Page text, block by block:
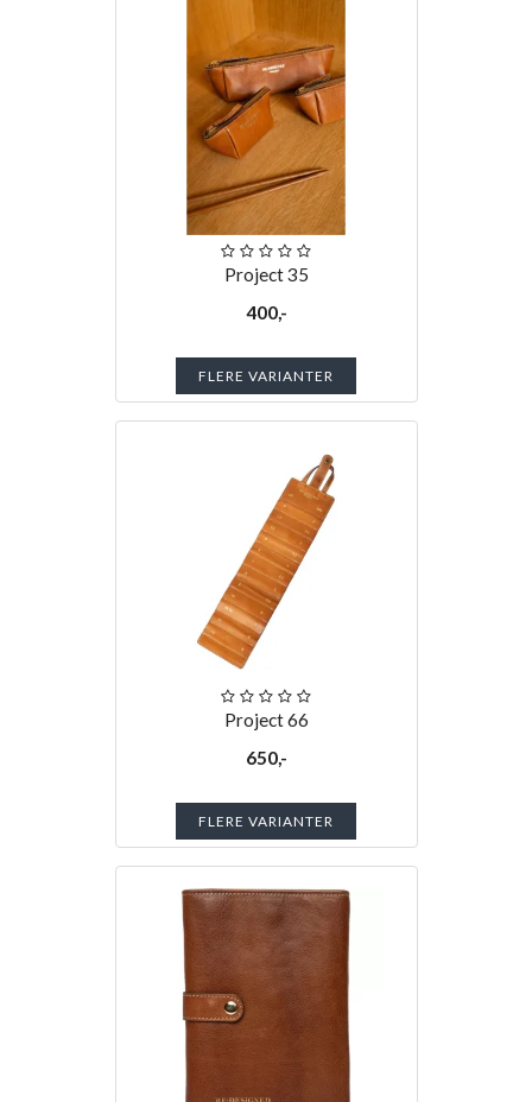
Project 35
400,-
FLERE VARIANTER
Project 66
650,-
FLERE VARIANTER